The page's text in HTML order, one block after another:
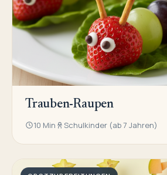
Trauben-Raupen
10 Min Schulkinder (ab 7 Jahren)